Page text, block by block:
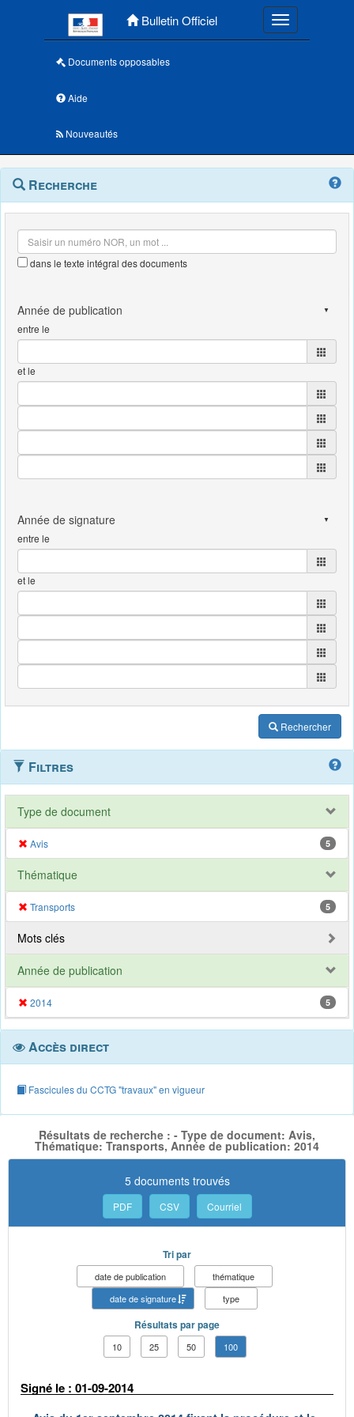
Bulletin Officiel Toggle
Documents opposables
Aide
Nouveautés
Navigation
outils
Menu
contextuel
Recherche
dans le texte intégral des documents
entre le
et le
entre le
et le
Rechercher
Filtres
Type de document
Avis 5
Thématique
Transports 5
Mots clés
Année de publication
2014 5
Accès direct
Fascicules du CCTG "travaux" en vigueur
Résultats de recherche : - Type de document: Avis,
Thématique: Transports, Année de publication: 2014
5 documents trouvés
PDF CSV Courriel
Tri par
date de publication
thématique
date de signature
type
Résultats par page
10 25 50 100
Signé le : 01-09-2014